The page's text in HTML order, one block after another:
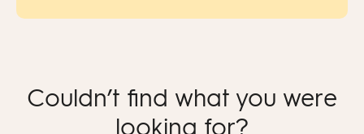
Couldn’t find what you were
looking for?